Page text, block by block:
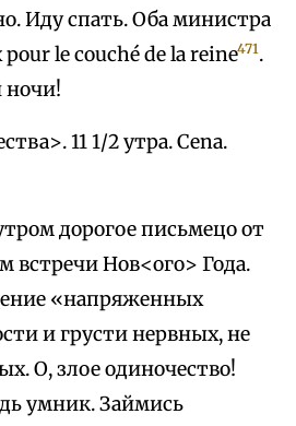
Иду спать. Оба министра
le couché de la reine471.
ночи!
11 1/2 утра. Cena.
дорогое письмецо от
встречи Нов<ого> Года.
«напряженных
и грусти нервных, не
О, злое одиночество!
умник. Займись